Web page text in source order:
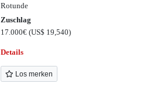
Rotunde
Zuschlag
17.000€(US$ 19,540)
Details
Los merken